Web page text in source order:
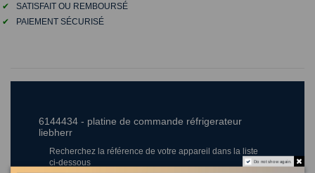
✔
SATISFAIT OU REMBOURSÉ
✔
PAIEMENT SÉCURISÉ
6144434 - platine de commande réfrigerateur
liebherr
Recherchez la référence de votre appareil dans la liste
ci-dessous
Do not show again.